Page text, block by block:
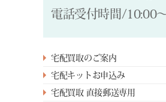
電話受付時間/10:00
宅配買取のご案内
宅配キットお申込み
宅配買取 直接郵送専用